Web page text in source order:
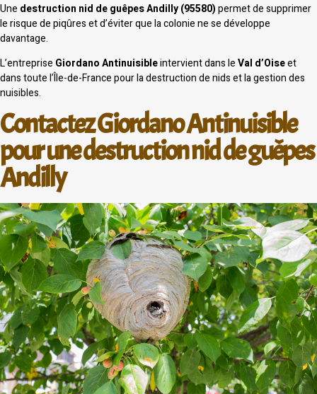
Une destruction nid de guêpes Andilly (95580)permet de supprimer
le risque de piqûres et d’éviter que la colonie ne se développe
davantage.
L’entreprise Giordano Antinuisibleintervient dans leVal d’Oiseet
dans toute l’Île-de-France pour la destruction de nids et la gestion des
nuisibles.
Contactez Giordano Antinuisible
pour une destruction nid de guêpes
Andilly